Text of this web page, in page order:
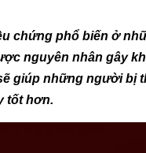
chứng phổ biến ở
nguyên nhân gây
giúp những người bị
tốt hơn.